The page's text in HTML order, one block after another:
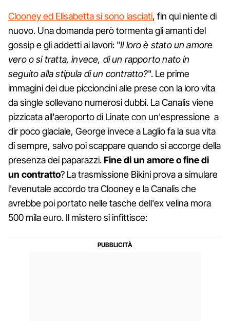
Clooney ed Elisabetta si sono lasciati, fin qui niente di
nuovo. Una domanda però tormenta gli amanti del
gossip e gli addetti ai lavori: "Il loro è stato un amore
vero o si tratta, invece, di un rapporto nato in
seguito alla stipula di un contratto?". Le prime
immagini dei due piccioncini alle prese con la loro vita
da single sollevano numerosi dubbi. La Canalis viene
pizzicata all'aeroporto di Linate con un'espressione a
dir poco glaciale, George invece a Laglio fa la sua vita
di sempre, salvo poi scappare quando si accorge della
presenza dei paparazzi.Fine di un amore o fine di
un contratto? La trasmissione Bikini prova a simulare
l'evenutale accordo tra Clooney e la Canalis che
avrebbe poi portato nelle tasche dell'ex velina mora
500 mila euro. Il mistero si infittisce: